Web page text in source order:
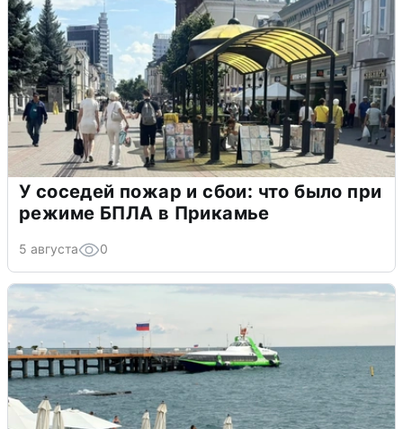
У соседей пожар и сбои: что было при
режиме БПЛА в Прикамье
5 августа 0